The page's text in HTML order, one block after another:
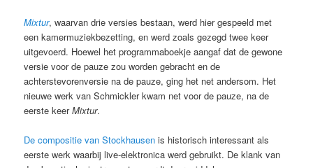
Mixtur, waarvan drie versies bestaan, werd hier gespeeld met
een kamermuziekbezetting, en werd zoals gezegd twee keer
uitgevoerd. Hoewel het programmaboekje aangaf dat de gewone
versie voor de pauze zou worden gebracht en de
achterstevorenversie na de pauze, ging het net andersom. Het
nieuwe werk van Schmickler kwam net voor de pauze, na de
eerste keerMixtur.
De compositie van Stockhausen is historisch interessant als
eerste werk waarbij live-elektronica werd gebruikt. De klank van